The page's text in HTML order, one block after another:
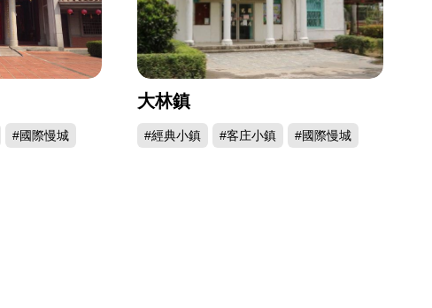
#國際慢城
大林鎮
#經典小鎮 #客庄小鎮 #國際慢城